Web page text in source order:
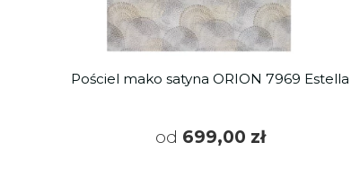
Pościel mako satyna ORION 7969 Estella
od 699,00 zł